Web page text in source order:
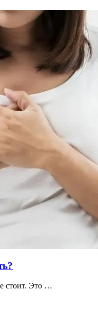
стоит. Это …